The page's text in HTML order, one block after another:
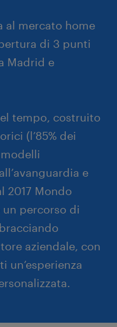
al mercato home
di 3 punti
Madrid e
tempo, costruito
(l’85% dei
e
2017 Mondo
un percorso di
aziendale, con
un’esperienza